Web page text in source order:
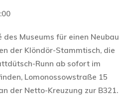
Museums für einen Neubau
der Klöndör-Stammtisch, die
Runn ab sofort im
Lomonossowstraße 15
der Netto-Kreuzung zur B321.